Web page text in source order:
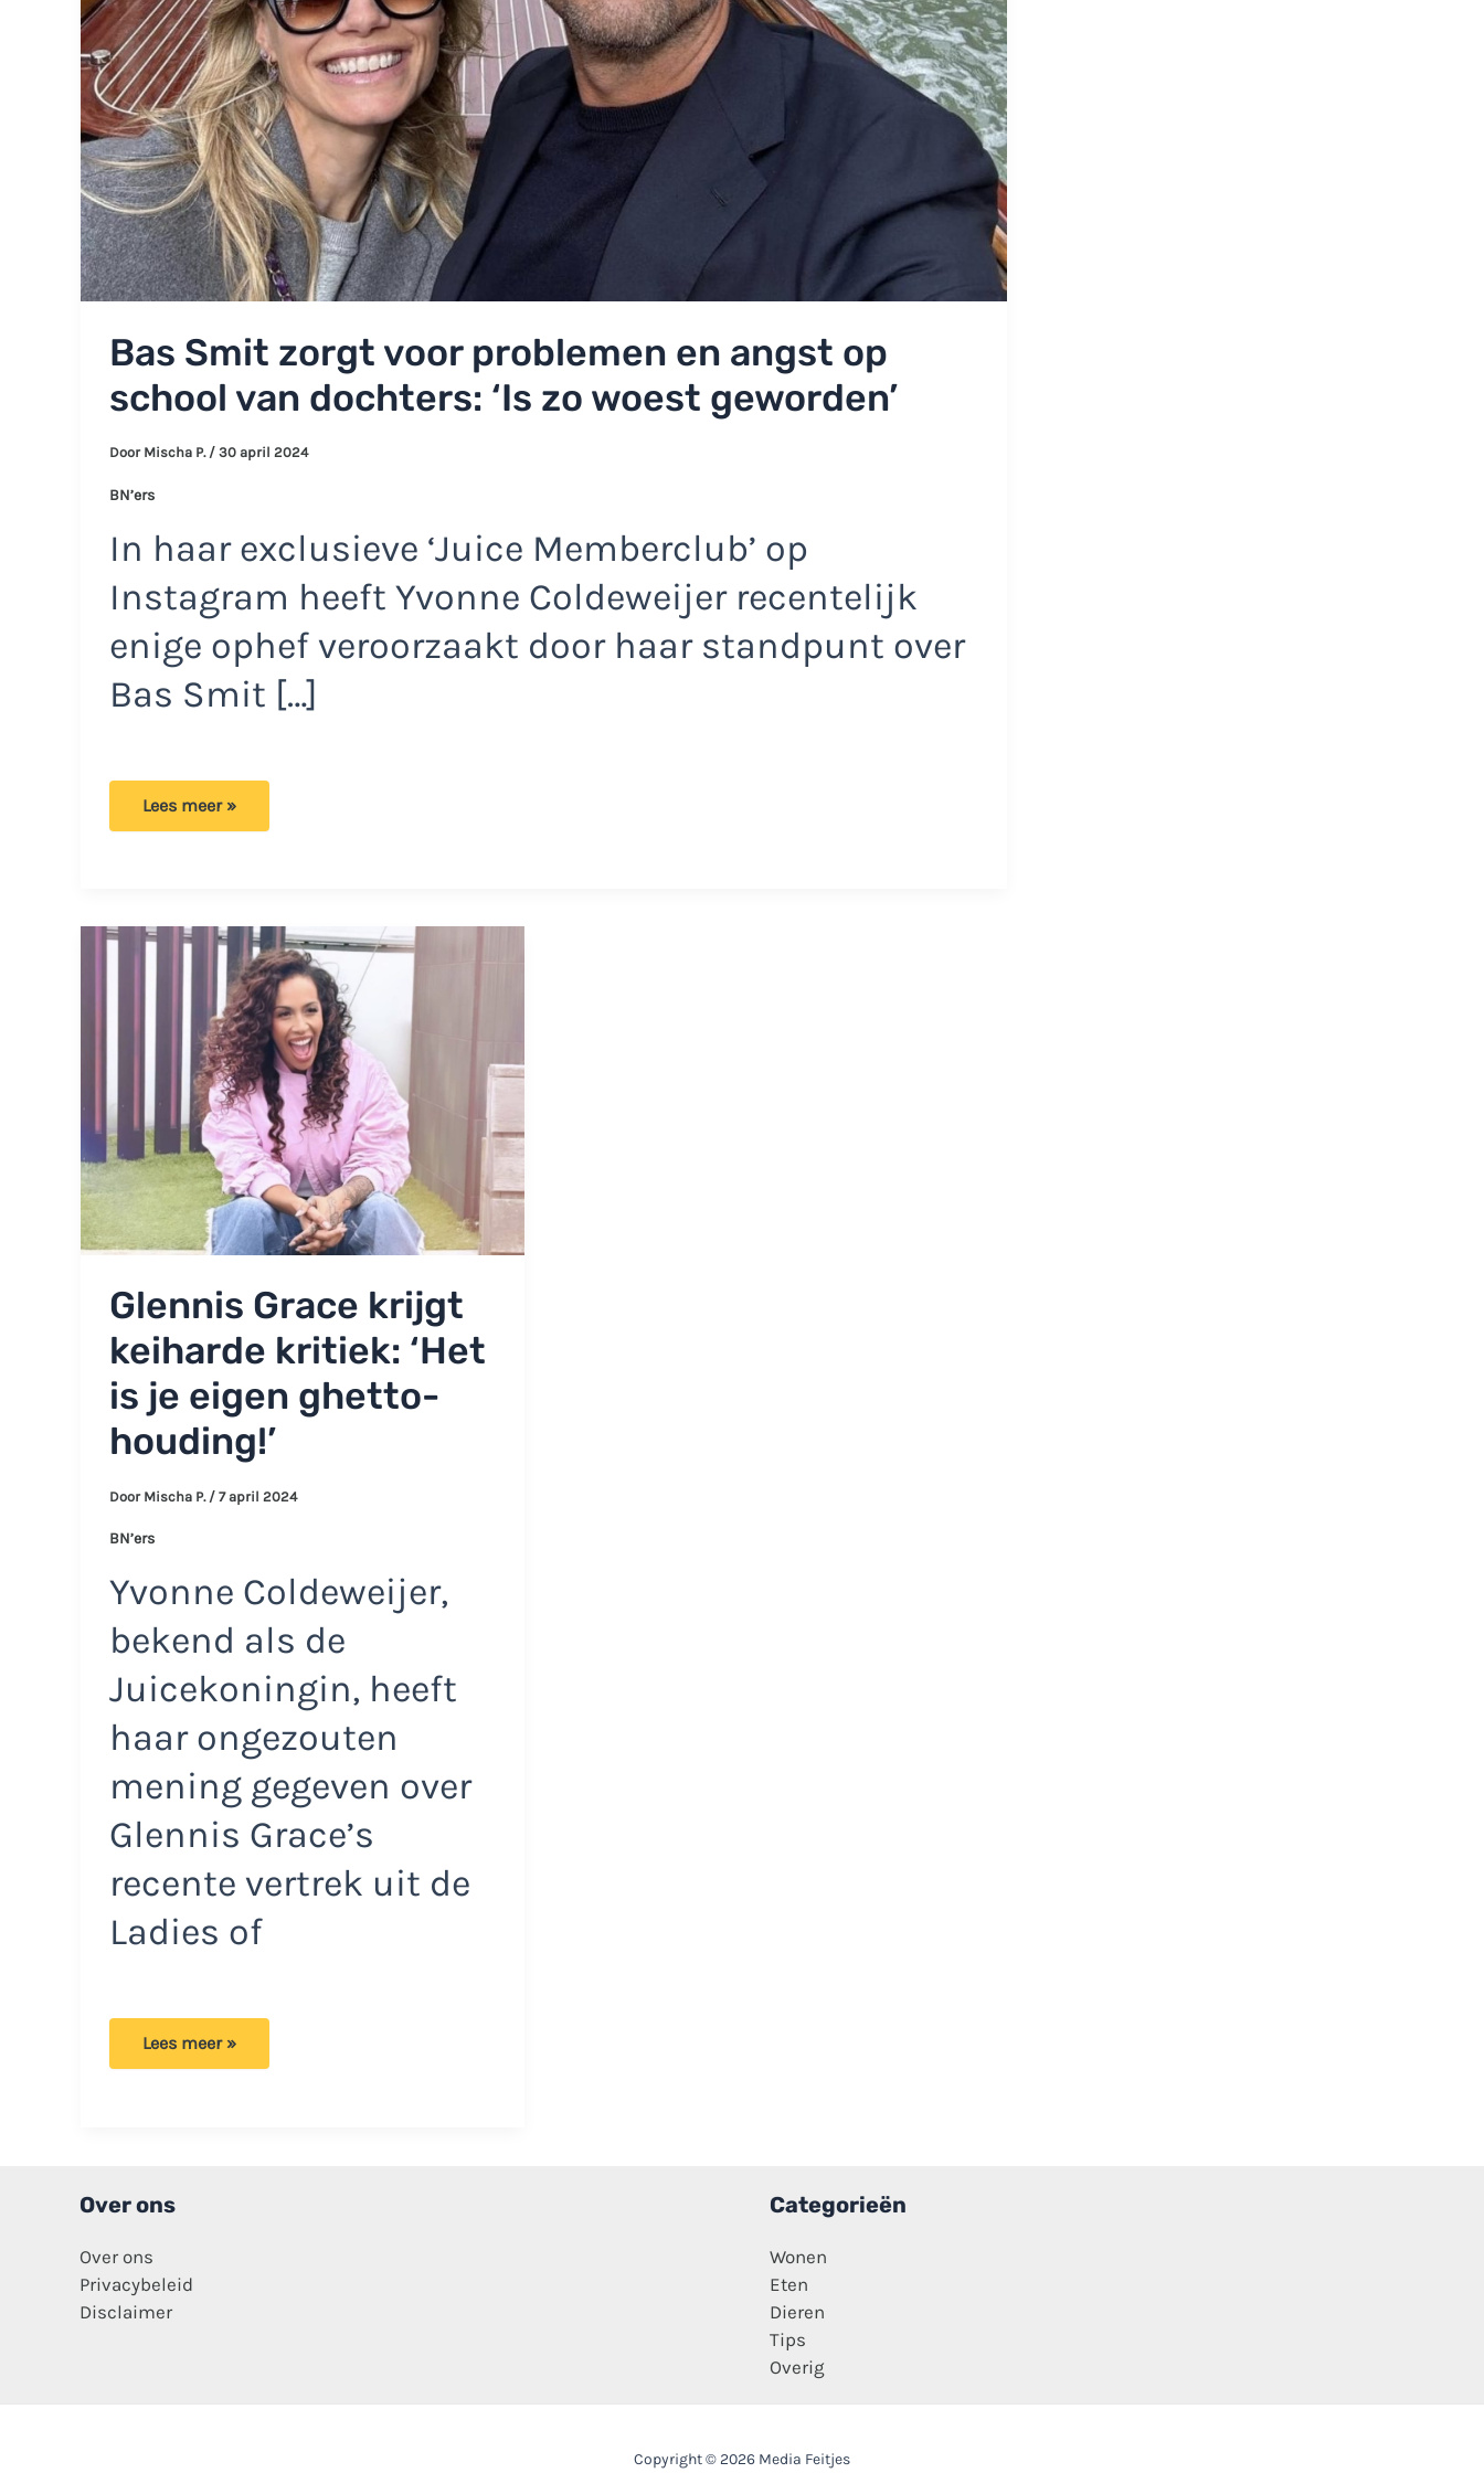
Bas Smit zorgt voor problemen en angst op
school van dochters: ‘Is zo woest geworden’
Door Mischa P. / 30 april 2024
BN’ers
In haar exclusieve ‘Juice Memberclub’ op
Instagram heeft Yvonne Coldeweijer recentelijk
enige ophef veroorzaakt door haar standpunt over
Bas Smit […]
Bas
op
school
geworden’
Lees meer »
Glennis Grace krijgt
keiharde kritiek: ‘Het
is je eigen ghetto-
houding!’
Door Mischa P. / 7 april 2024
BN’ers
Yvonne Coldeweijer,
bekend als de
Juicekoningin, heeft
haar ongezouten
mening gegeven over
Glennis Grace’s
recente vertrek uit de
Ladies of
Glennis
ghetto-
houding!’
Lees meer »
Over ons
Over ons
Privacybeleid
Disclaimer
Categorieën
Wonen
Eten
Dieren
Tips
Overig
Copyright © 2026 Media Feitjes